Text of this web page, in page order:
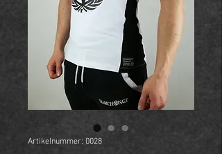
Artikelnummer: 0028